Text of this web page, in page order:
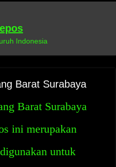
Indonesia
Barat Surabaya
Barat Surabaya
ini merupakan
untuk